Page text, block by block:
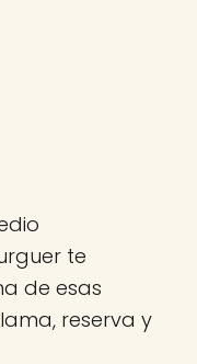
te
de esas
reserva y